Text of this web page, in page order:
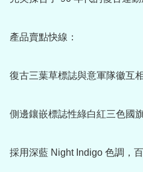
產品賣點快線：
復古三葉草標誌與意軍隊徽互
側邊鑲嵌標誌性綠白紅三色
採用深藍 Night Indigo 色調，